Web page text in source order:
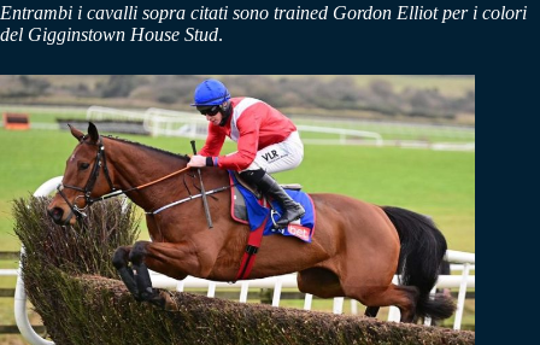
Entrambi i cavalli sopra citati sono trained Gordon Elliot per i colori
del Gigginstown House Stud.